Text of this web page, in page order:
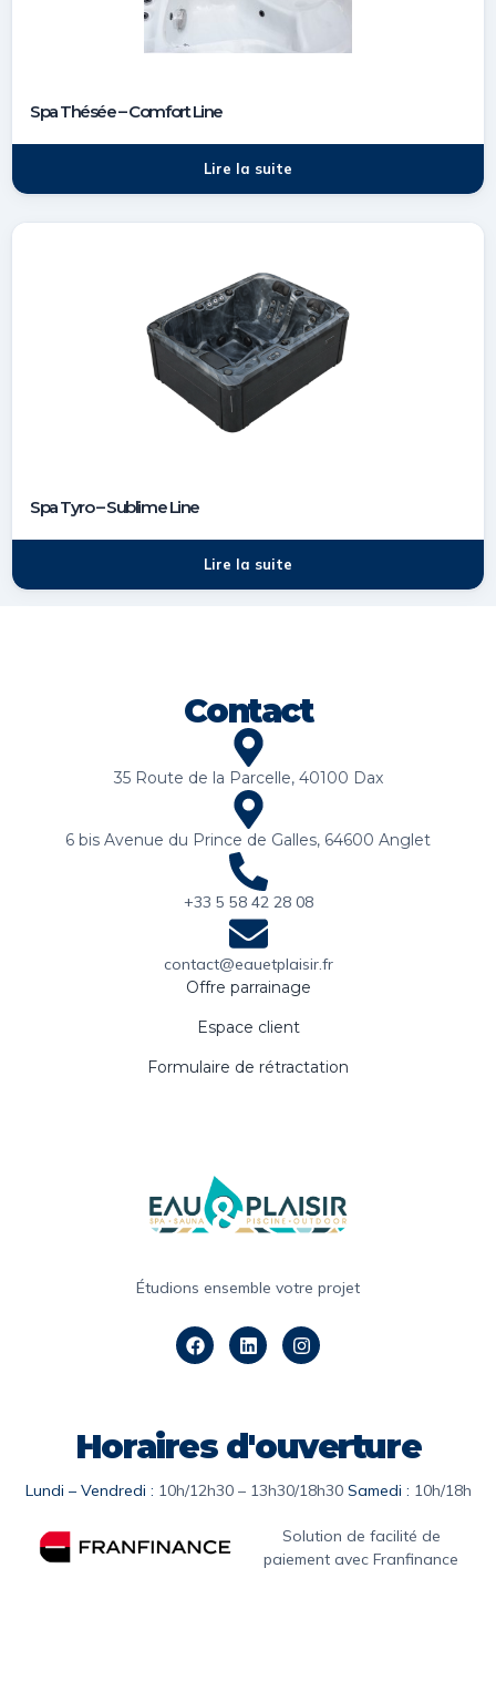
Spa Thésée – Comfort Line
Lire la suite
Spa Tyro – Sublime Line
Lire la suite
Contact
35 Route de la Parcelle, 40100 Dax
6 bis Avenue du Prince de Galles, 64600 Anglet
+33 5 58 42 28 08
contact@eauetplaisir.fr
Offre parrainage
Espace client
Formulaire de rétractation
Étudions ensemble votre projet
Horaires d'ouverture
Lundi – Vendredi : 10h/12h30 – 13h30/18h30 Samedi : 10h/18h
Solution de facilité de
paiement avec Franfinance